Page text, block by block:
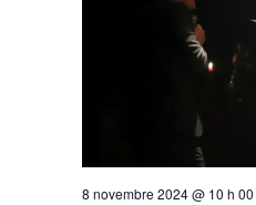
8 novembre 2024 @ 10 h 00